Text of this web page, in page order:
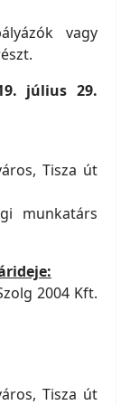
vagy
július 29.
Tisza út
munkatárs
2004 Kft.
Tisza út